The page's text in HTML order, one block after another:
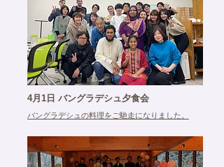
4月1日 バングラデシュ夕食会
バングラデシュの料理をご馳走になり ました。